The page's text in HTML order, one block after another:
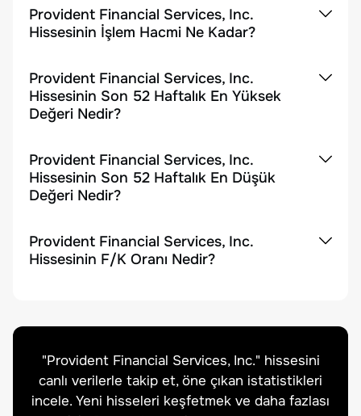
Provident Financial Services, Inc.
Hissesinin İşlem Hacmi Ne Kadar?
Provident Financial Services, Inc.
Hissesinin Son 52 Haftalık En Yüksek
Değeri Nedir?
Provident Financial Services, Inc.
Hissesinin Son 52 Haftalık En Düşük
Değeri Nedir?
Provident Financial Services, Inc.
Hissesinin F/K Oranı Nedir?
"Provident Financial Services, Inc." hissesini
canlı verilerle takip et, öne çıkan istatistikleri
incele. Yeni hisseleri keşfetmek ve daha fazlası